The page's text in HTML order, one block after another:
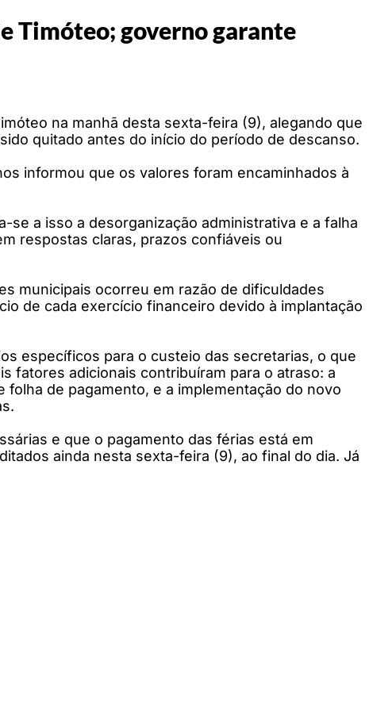
Timóteo; governo garante
na manhã desta sexta-feira (9), alegando que
quitado antes do início do período de descanso.
informou que os valores foram encaminhados à
a isso a desorganização administrativa e a falha
respostas claras, prazos confiáveis ou
municipais ocorreu em razão de dificuldades
de cada exercício financeiro devido à implantação
específicos para o custeio das secretarias, o que
fatores adicionais contribuíram para o atraso: a
de pagamento, e a implementação do novo
e que o pagamento das férias está em
ainda nesta sexta-feira (9), ao final do dia. Já